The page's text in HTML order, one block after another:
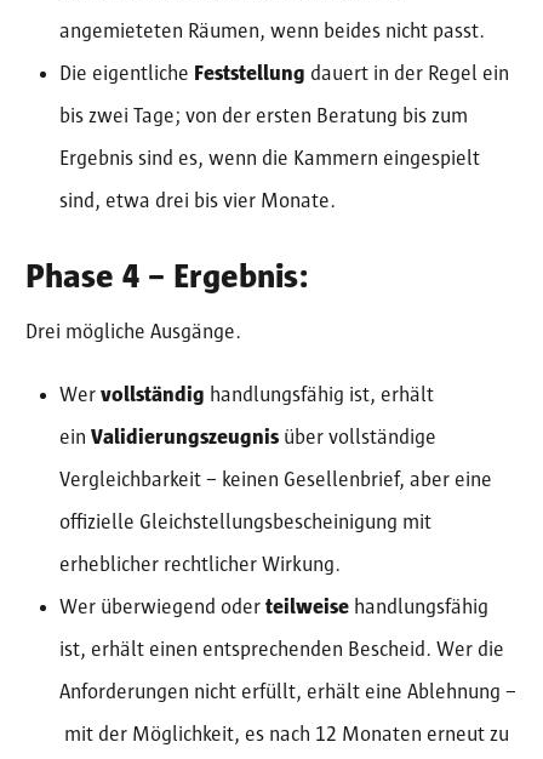
angemieteten Räumen, wenn beides nicht passt.
Die eigentliche Feststellung dauert in der Regel ein
bis zwei Tage; von der ersten Beratung bis zum
Ergebnis sind es, wenn die Kammern eingespielt
sind, etwa drei bis vier Monate.
Phase 4 – Ergebnis:
Drei mögliche Ausgänge.
Wer vollständig handlungsfähig ist, erhält
ein Validierungszeugnis über vollständige
Vergleichbarkeit – keinen Gesellenbrief, aber eine
offizielle Gleichstellungsbescheinigung mit
erheblicher rechtlicher Wirkung.
Wer überwiegend oder teilweise handlungsfähig
ist, erhält einen entsprechenden Bescheid. Wer die
Anforderungen nicht erfüllt, erhält eine Ablehnung –
mit der Möglichkeit, es nach 12 Monaten erneut zu